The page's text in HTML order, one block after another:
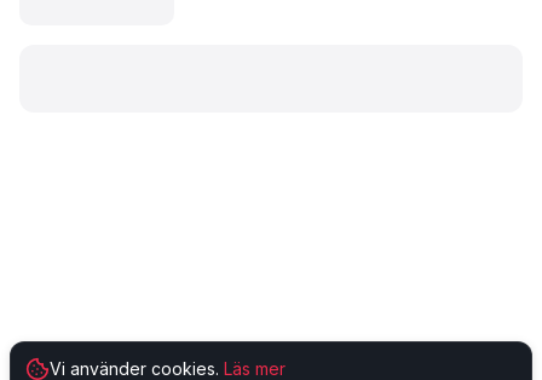
Vi använder cookies. Läs mer